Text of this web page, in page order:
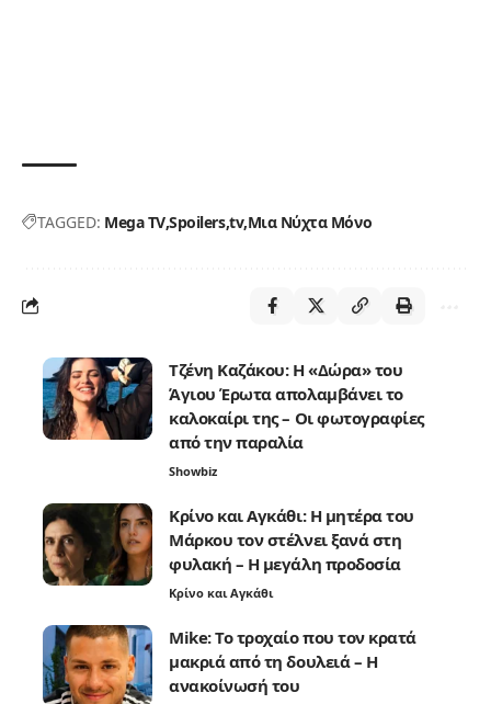
TAGGED: Mega TVSpoilerstv Μια Νύχτα Μόνο
Τζένη Καζάκου: Η «Δώρα» του
Άγιου Έρωτα απολαμβάνει το
καλοκαίρι της – Οι φωτογραφίες
από την παραλία
Showbiz
Κρίνο και Αγκάθι: Η μητέρα του
Μάρκου τον στέλνει ξανά στη
φυλακή – Η μεγάλη προδοσία
Κρίνο και Αγκάθι
Mike: Το τροχαίο που τον κρατά
μακριά από τη δουλειά – Η
ανακοίνωσή του